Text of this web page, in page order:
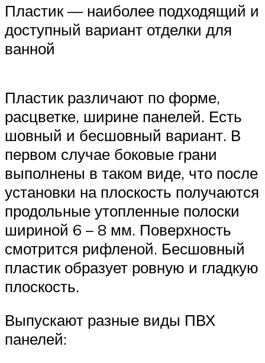
Пластик — наиболее подходящий и
доступный вариант отделки для
ванной
Пластик различают по форме,
расцветке, ширине панелей. Есть
шовный и бесшовный вариант. В
первом случае боковые грани
выполнены в таком виде, что после
установки на плоскость получаются
продольные утопленные полоски
шириной 6 – 8 мм. Поверхность
смотрится рифленой. Бесшовный
пластик образует ровную и гладкую
плоскость.
Выпускают разные виды ПВХ
панелей: